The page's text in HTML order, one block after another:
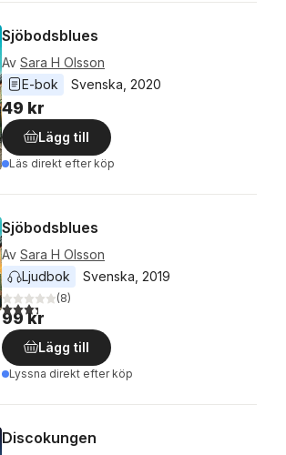
Sjöbodsblues
Av Sara H Olsson
E-bok
Svenska 2020
49 kr
Lägg till
Läs direkt efter köp
Sjöbodsblues
Av Sara H Olsson
Ljudbok
Svenska 2019
3,3utav 5 stjärnor. Totalt antal röster:
(8)
99 kr
Lägg till
Lyssna direkt efter köp
Discokungen